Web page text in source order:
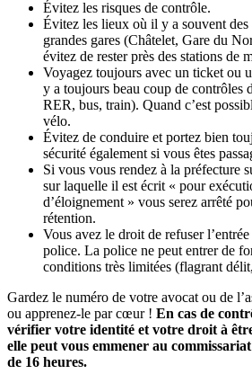
Évitez les risques de contrôle.
Évitez les lieux où il y a souvent des
grandes gares (Châtelet, Gare du
évitez de rester près des stations de
Voyagez toujours avec un ticket ou
y a toujours beau coup de contrôles
RER, bus, train). Quand c’est
vélo.
Évitez de conduire et portez bien
sécurité également si vous êtes
Si vous vous rendez à la préfecture
sur laquelle il est écrit « pour
d’éloignement » vous serez arrêté
rétention.
Vous avez le droit de refuser
police. La police ne peut entrer de
conditions très limitées (flagrant
Gardez le numéro de votre avocat ou de
ou apprenez-le par cœur ! En cas de
vérifier votre identité et votre droit à
elle peut vous emmener au
de 16 heures.